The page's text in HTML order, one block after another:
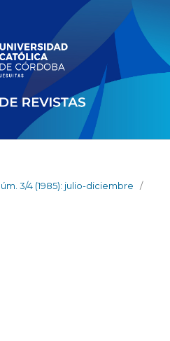
3/4 (1985): julio-diciembre
/